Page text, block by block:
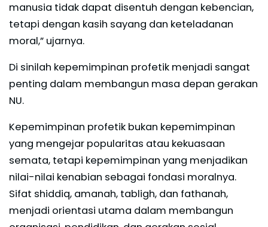
manusia tidak dapat disentuh dengan kebencian,
tetapi dengan kasih sayang dan keteladanan
moral,” ujarnya.
Di sinilah kepemimpinan profetik menjadi sangat
penting dalam membangun masa depan gerakan
NU.
Kepemimpinan profetik bukan kepemimpinan
yang mengejar popularitas atau kekuasaan
semata, tetapi kepemimpinan yang menjadikan
nilai-nilai kenabian sebagai fondasi moralnya.
Sifat shiddiq, amanah, tabligh, dan fathanah,
menjadi orientasi utama dalam membangun